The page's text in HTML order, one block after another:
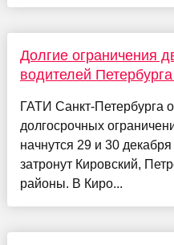
Долгие ограничения
водителей
ГАТИ Санкт-Петербурга
долгосрочных
начнутся 29 и 30
затронут Кировский,
районы. В Киро...